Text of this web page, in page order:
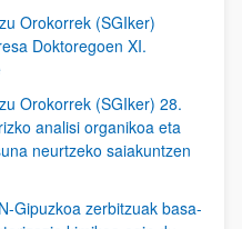
Orokorrek (SGIker)
Doktoregoen XI.
Orokorrek (SGIker) 28.
analisi organikoa eta
neurtzeko saiakuntzen
Gipuzkoa zerbitzuak basa-